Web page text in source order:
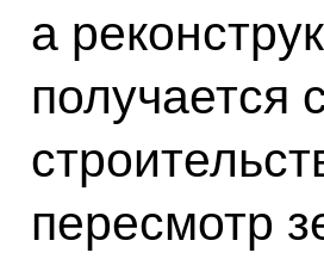
а
получается
пересмотр